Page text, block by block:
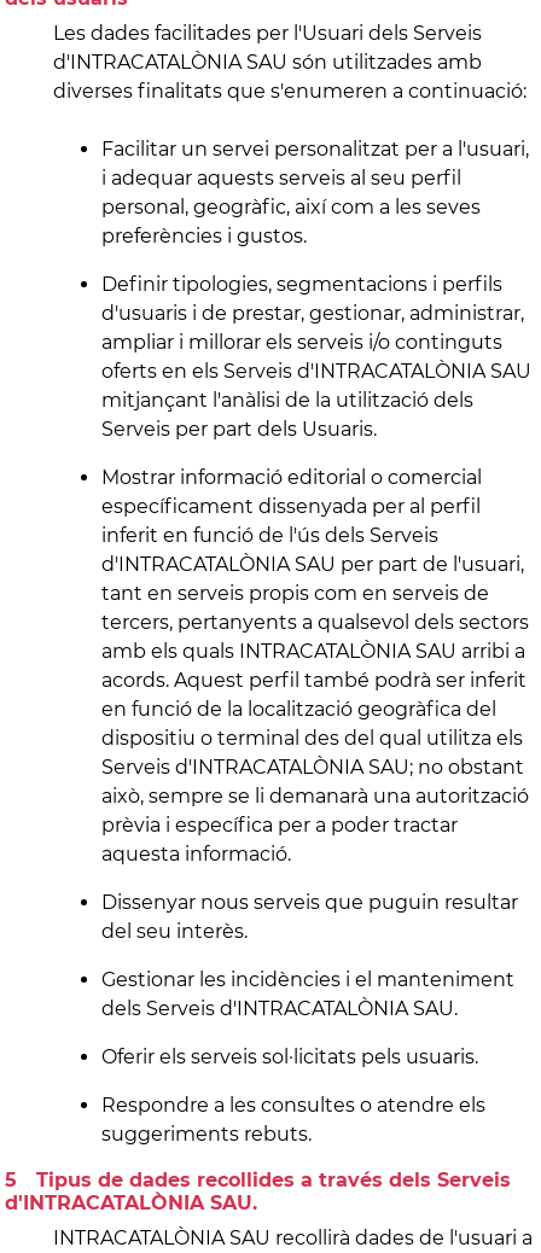
Les dades facilitades per l'Usuari dels Serveis
d'INTRACATALÒNIA SAU són utilitzades amb
diverses finalitats que s'enumeren a continuació:
Facilitar un servei personalitzat per a l'usuari,
i adequar aquests serveis al seu perfil
personal, geogràfic, així com a les seves
preferències i gustos.
Definir tipologies, segmentacions i perfils
d'usuaris i de prestar, gestionar, administrar,
ampliar i millorar els serveis i/o continguts
oferts en els Serveis d'INTRACATALÒNIA SAU
mitjançant l'anàlisi de la utilització dels
Serveis per part dels Usuaris.
Mostrar informació editorial o comercial
específicament dissenyada per al perfil
inferit en funció de l'ús dels Serveis
d'INTRACATALÒNIA SAU per part de l'usuari,
tant en serveis propis com en serveis de
tercers, pertanyents a qualsevol dels sectors
amb els quals INTRACATALÒNIA SAU arribi a
acords. Aquest perfil també podrà ser inferit
en funció de la localització geogràfica del
dispositiu o terminal des del qual utilitza els
Serveis d'INTRACATALÒNIA SAU; no obstant
això, sempre se li demanarà una autorització
prèvia i específica per a poder tractar
aquesta informació.
Dissenyar nous serveis que puguin resultar
del seu interès.
Gestionar les incidències i el manteniment
dels Serveis d'INTRACATALÒNIA SAU.
Oferir els serveis sol·licitats pels usuaris.
Respondre a les consultes o atendre els
suggeriments rebuts.
Tipus de dades recollides a través dels Serveis
d'INTRACATALÒNIA SAU.
INTRACATALÒNIA SAU recollirà dades de l'usuari a